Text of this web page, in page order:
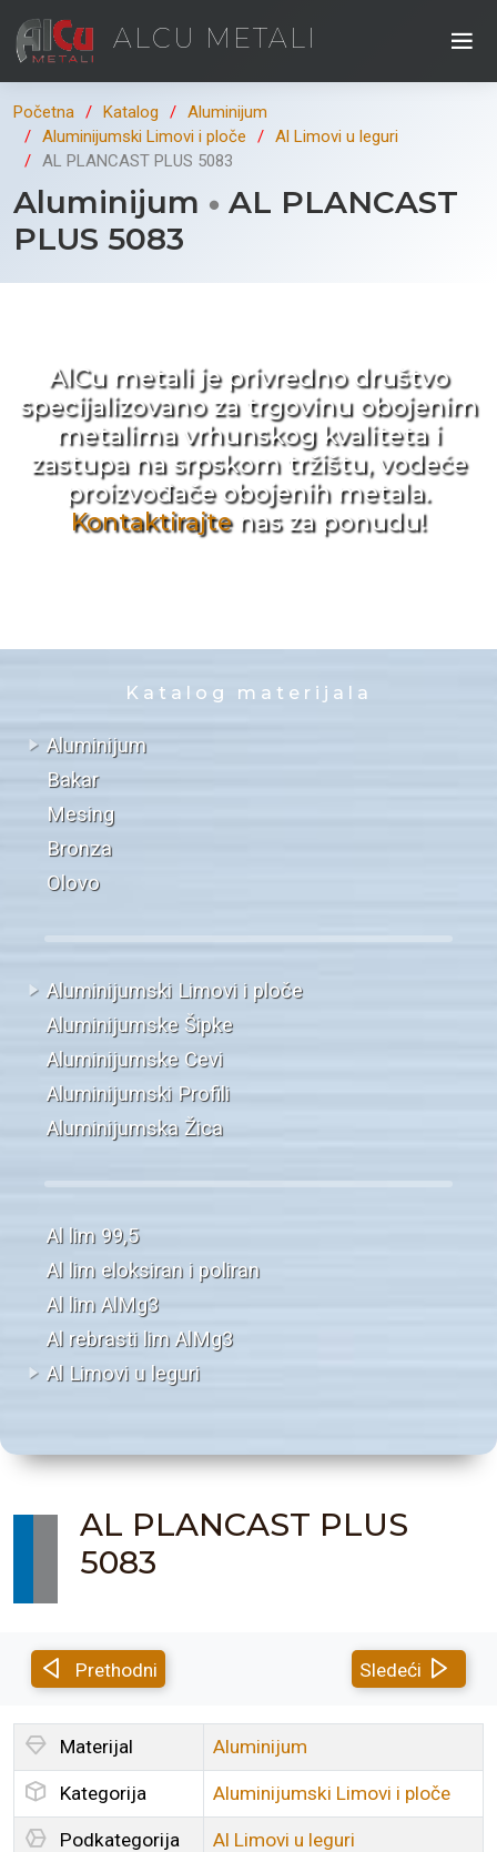
ALCU METALI
Početna Katalog
Aluminijum
Aluminijumski Limovi i ploče
Al Limovi u leguri
AL PLANCAST PLUS 5083
Aluminijum
AL PLANCAST
PLUS 5083
AlCu metali je privredno društvo
specijalizovano za trgovinu obojenim
metalima vrhunskog kvaliteta i
zastupa na srpskom tržištu, vodeće
proizvođače obojenih metala.
Kontaktirajtenas za ponudu!
Katalog materijala
Aluminijum
Bakar
Mesing
Bronza
Olovo
Aluminijumski Limovi i ploče
Aluminijumske Šipke
Aluminijumske Cevi
Aluminijumski Profili
Aluminijumska Žica
Al lim 99,5
Al lim eloksiran i poliran
Al lim AlMg3
Al rebrasti lim AlMg3
Al Limovi u leguri
AL PLANCAST PLUS
5083
Prethodni Sledeći
Materijal Aluminijum
Kategorija Aluminijumski Limovi i ploče
Podkategorija Al Limovi u leguri